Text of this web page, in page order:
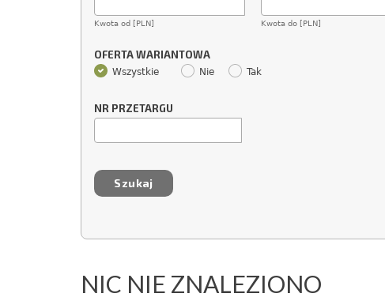
Kwota od [PLN] Kwota do [PLN]
OFERTA WARIANTOWA
Wszystkie Nie Tak
NR PRZETARGU
NIC NIE ZNALEZIONO